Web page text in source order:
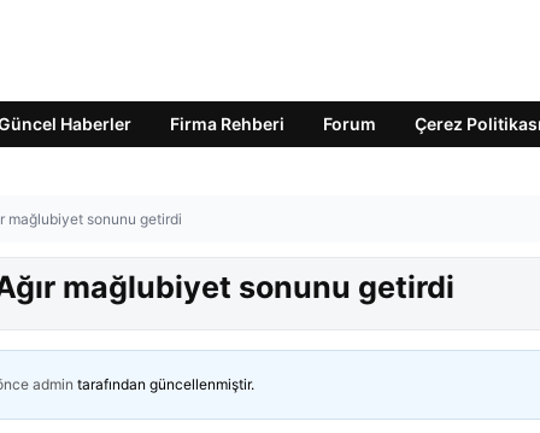
Haberler Firma Rehberi Forum Çerez
mağlubiyet sonunu getirdi
mağlubiyet sonunu getirdi
admin tarafından güncellenmiştir.